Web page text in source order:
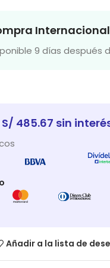
Internacional
9 días después
485.67 sin
Añadir a la lista de